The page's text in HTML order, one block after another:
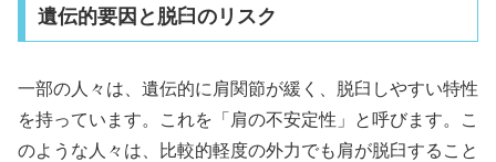
遺伝的要因と脱臼のリスク
一部の人々は、遺伝的に肩関節が緩く、脱臼しやすい特性
を持っています。これを「肩の不安定性」と呼びます。こ
のような人々は、比較的軽度の外力でも肩が脱臼すること